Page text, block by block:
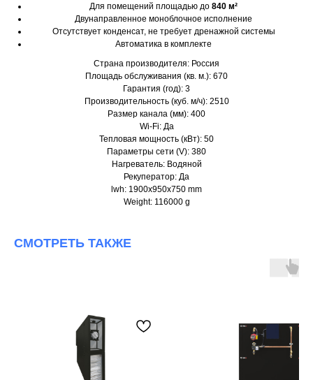
Для помещений площадью до 840 м²
Двунаправленное моноблочное исполнение
Отсутствует конденсат, не требует дренажной системы
Автоматика в комплекте
Страна производителя: Россия
Площадь обслуживания (кв. м.): 670
Гарантия (год): 3
Производительность (куб. м/ч): 2510
Размер канала (мм): 400
Wi-Fi: Да
Тепловая мощность (кВт): 50
Параметры сети (V): 380
Нагреватель: Водяной
Рекуператор: Да
lwh: 1900x950x750 mm
Weight: 116000 g
СМОТРЕТЬ ТАКЖЕ